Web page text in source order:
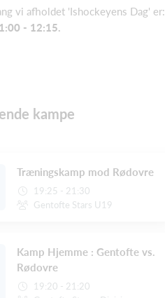
vi afholdet 'Ishockeyens Dag' er:
- 12:15.
kampe
Træningskamp mod Rødovre
19:25 - 21:30
Gentofte Stars U19
Kamp Hjemme : Gentofte vs.
Rødovre
19:20 - 21:20